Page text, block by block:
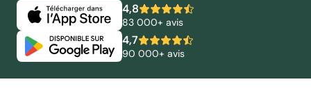
4,8
83 000+ avis
4,7
90 000+ avis